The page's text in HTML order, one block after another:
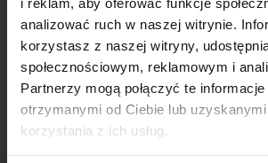
analizować ruch w naszej witrynie.
korzystasz z naszej witryny,
społecznościowym, reklamowym i
Partnerzy mogą połączyć te
otrzymanymi od Ciebie lub
korzystania z ich usług.